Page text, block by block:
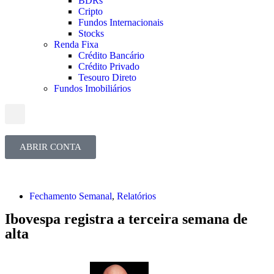
Cripto
Fundos Internacionais
Stocks
Renda Fixa
Crédito Bancário
Crédito Privado
Tesouro Direto
Fundos Imobiliários
ABRIR CONTA
Fechamento Semanal, Relatórios
Ibovespa registra a terceira semana de
alta